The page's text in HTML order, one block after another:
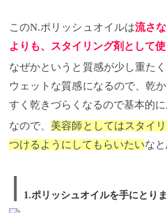
このN.ポリッシュオイルは流さ
よりも、スタイリング剤として
なぜかというと質感が少し重た
ウェットな質感になるので、乾
すく乾きづらくなるので基本的に
なので、 美容師としてはスタイ
つけるようにしてもらいたいなと
1.ポリッシュオイルを手にとり